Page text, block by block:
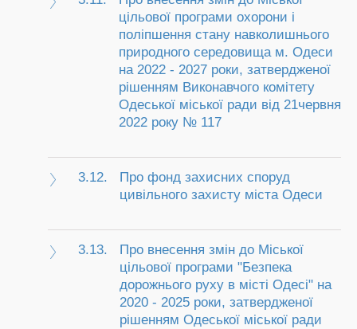
цільової програми охорони і
поліпшення стану навколишнього
природного середовища м. Одеси
на 2022 - 2027 роки, затвердженої
рішенням Виконавчого комітету
Одеської міської ради від 21червня
2022 року № 117
3.12.
Про фонд захисних споруд
цивільного захисту міста Одеси
3.13.
Про внесення змін до Міської
цільової програми "Безпека
дорожнього руху в місті Одесі" на
2020 - 2025 роки, затвердженої
рішенням Одеської міської ради